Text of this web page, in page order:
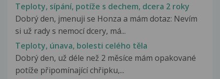
Teploty, sípání, potíže s dechem, dcera 2 roky
Dobrý den, jmenuji se Honza a mám dotaz: Nevím
si už rady s nemocí dcery, má...
Teploty, únava, bolesti celého těla
Dobrý den, už déle než 2 měsíce mám opakované
potíže připomínající chřipku,...